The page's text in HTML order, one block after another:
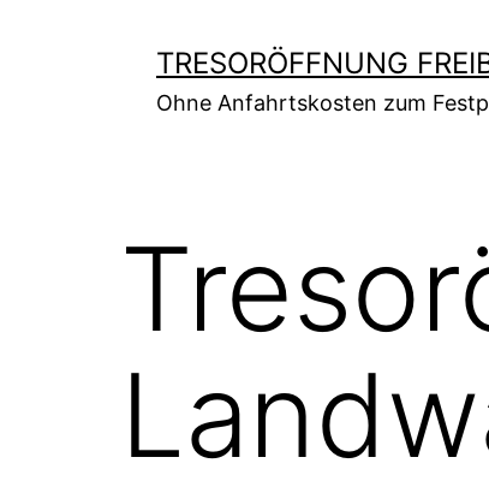
TRESORÖFFNUNG
Ohne Anfahrtskosten zum